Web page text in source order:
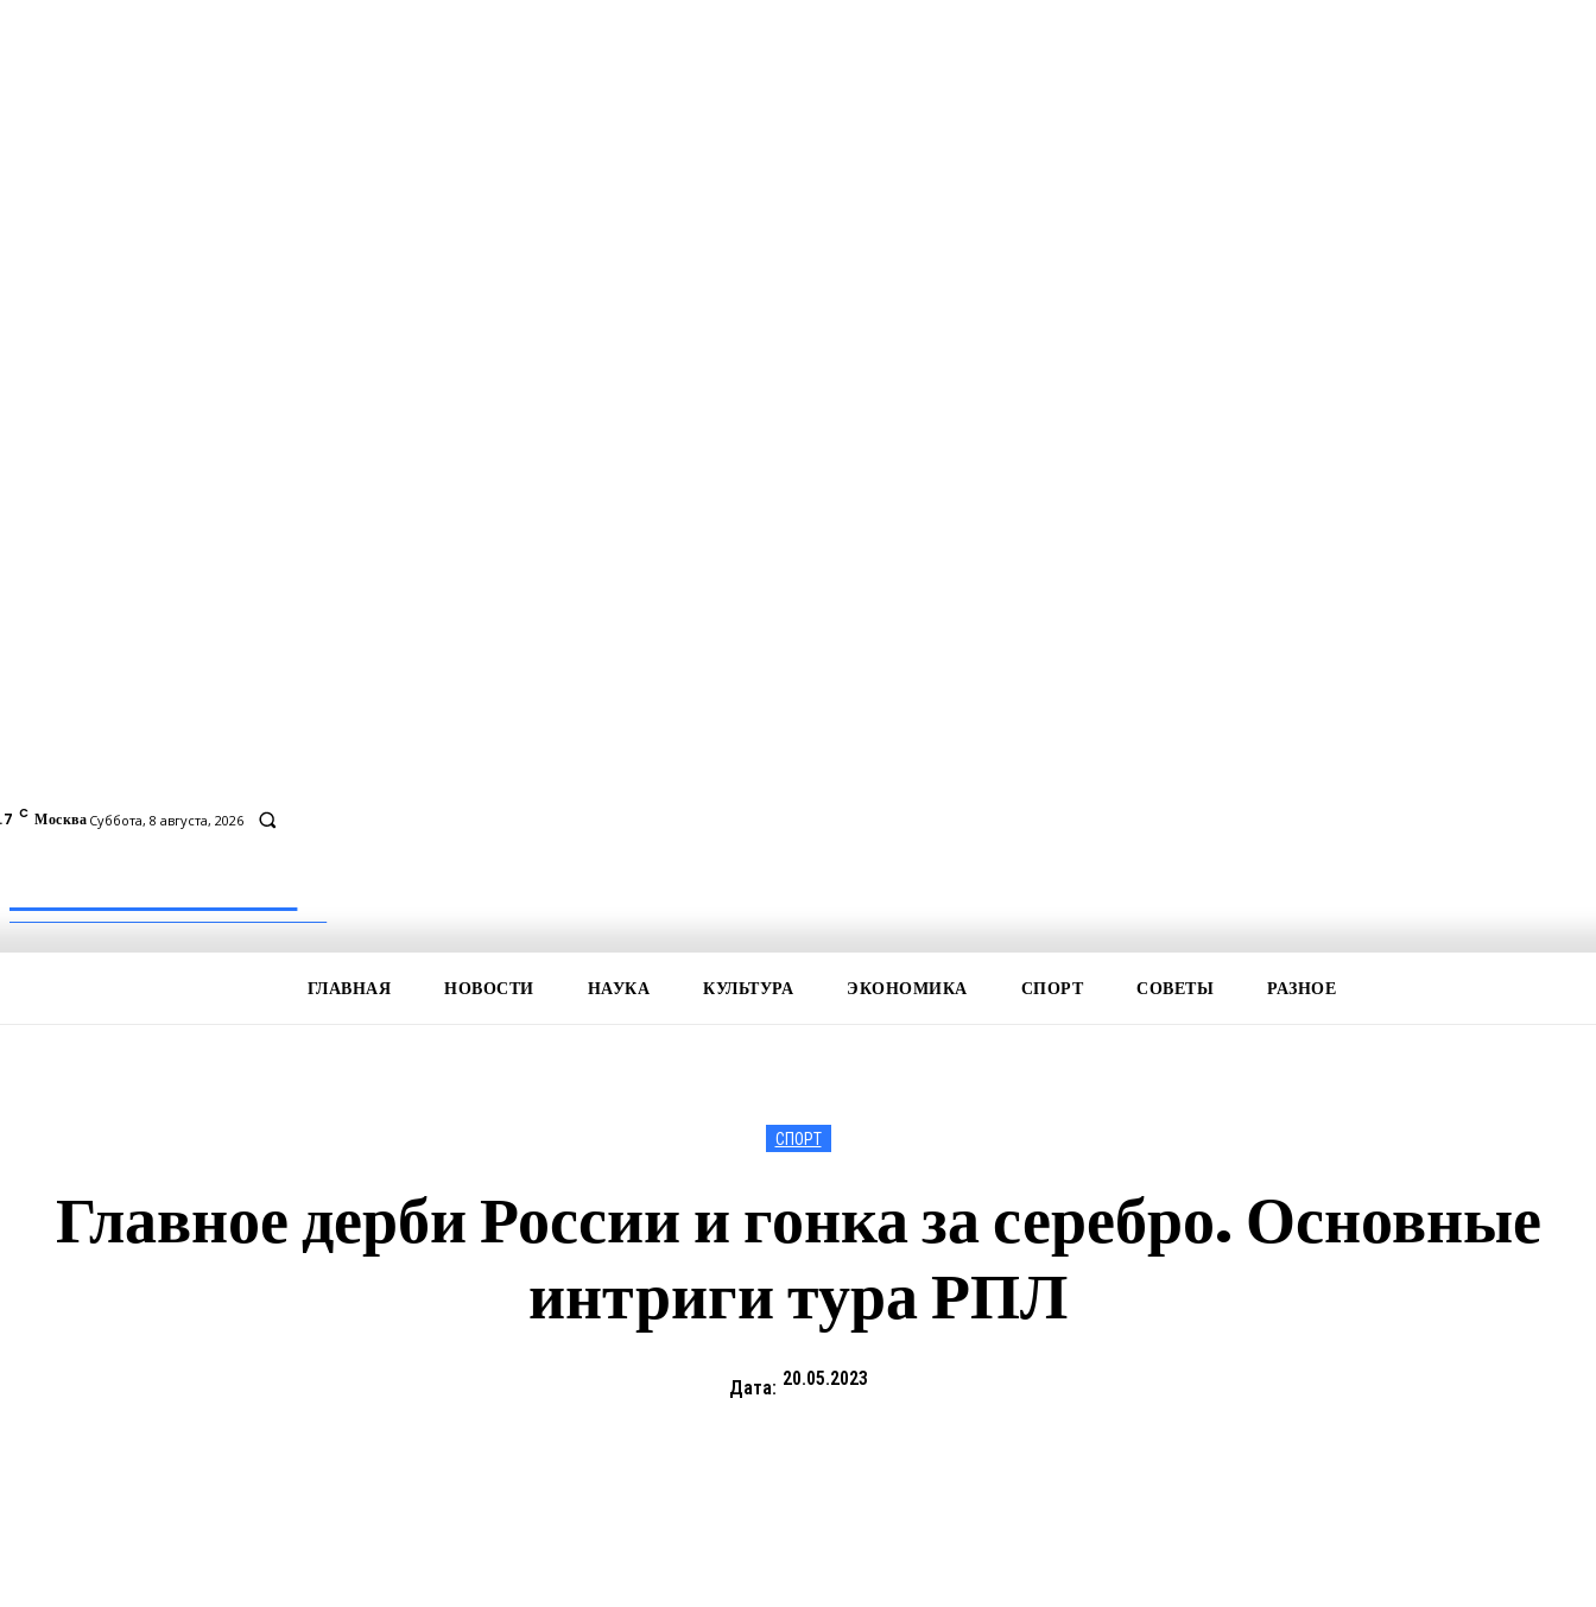
C Москва Суббота, 8 августа, 2026
ГЛАВНАЯ НОВОСТИ НАУКА КУЛЬТУРА ЭКОНОМИКА СПОРТ СОВЕТЫ РАЗНОЕ
СПОРТ
Главное дерби России и гонка за серебро. Основные
интриги тура РПЛ
Дата: 20.05.2023